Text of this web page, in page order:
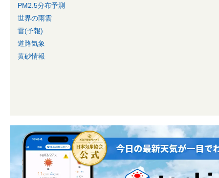
PM2.5分布予測
世界の雨雲
雷(予報)
道路気象
黄砂情報